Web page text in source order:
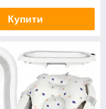
Купити